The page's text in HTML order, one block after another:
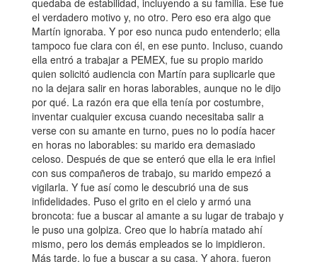
quedaba de estabilidad, incluyendo a su familia. Ése fue
el verdadero motivo y, no otro. Pero eso era algo que
Martín ignoraba. Y por eso nunca pudo entenderlo; ella
tampoco fue clara con él, en ese punto. Incluso, cuando
ella entró a trabajar a PEMEX, fue su propio marido
quien solicitó audiencia con Martín para suplicarle que
no la dejara salir en horas laborables, aunque no le dijo
por qué. La razón era que ella tenía por costumbre,
inventar cualquier excusa cuando necesitaba salir a
verse con su amante en turno, pues no lo podía hacer
en horas no laborables: su marido era demasiado
celoso. Después de que se enteró que ella le era infiel
con sus compañeros de trabajo, su marido empezó a
vigilarla. Y fue así como le descubrió una de sus
infidelidades. Puso el grito en el cielo y armó una
broncota: fue a buscar al amante a su lugar de trabajo y
le puso una golpiza. Creo que lo habría matado ahí
mismo, pero los demás empleados se lo impidieron.
Más tarde, lo fue a buscar a su casa. Y ahora, fueron